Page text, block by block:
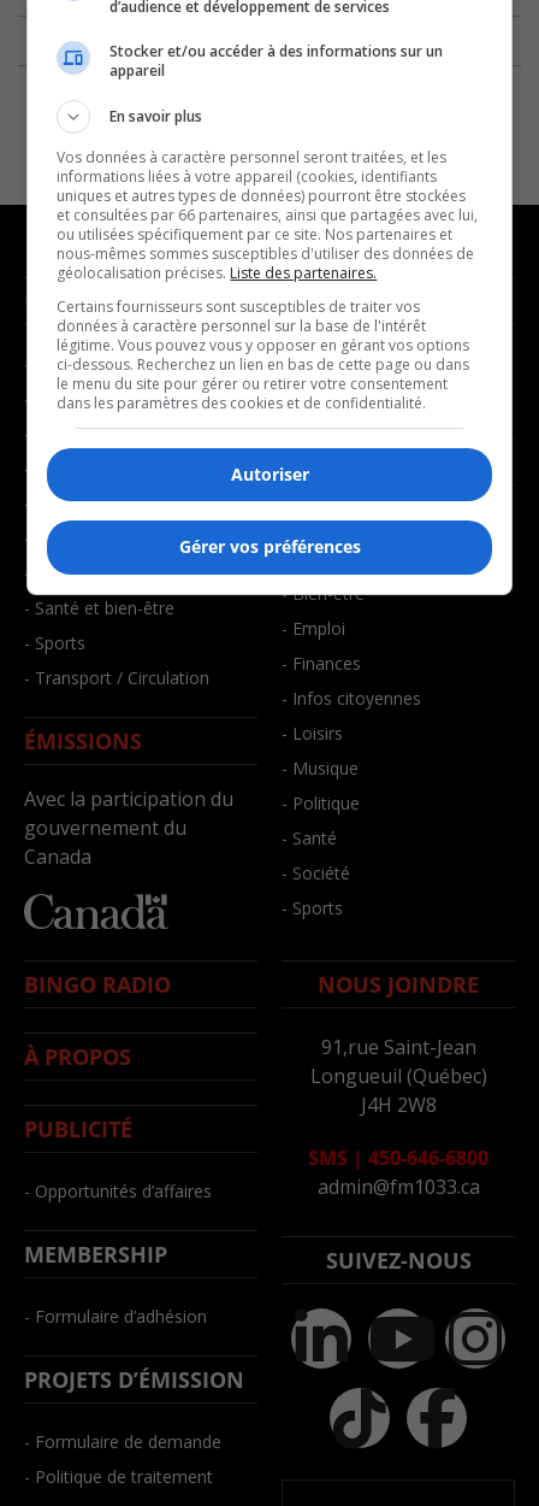
NOUVELLES
- Affaires municipales
- Communauté / Social
- Culture
- Économie
- Éducation
- Environnement
- Faits divers
- Santé et bien-être
- Sports
- Transport / Circulation
ÉMISSIONS
Avec la participation du
gouvernement du
Canada
MUSIQUE
- Décompte franco
- Joué récemment
BALADOS
- Affaires
- Art de vivre
- Bien-être
- Emploi
- Finances
- Infos citoyennes
- Loisirs
- Musique
- Politique
- Santé
- Société
- Sports
BINGO RADIO
À PROPOS
PUBLICITÉ
- Opportunités d’affaires
MEMBERSHIP
- Formulaire d’adhésion
PROJETS D’ÉMISSION
- Formulaire de demande
- Politique de traitement
NOUS JOINDRE
91,rue Saint-Jean
Longueuil (Québec)
J4H 2W8
SMS | 450-646-6800
admin@fm1033.ca
SUIVEZ-NOUS
d’audience et développement de services
Stocker et/ou accéder à des informations sur un
appareil
En savoir plus
Vos données à caractère personnel seront traitées, et les
informations liées à votre appareil (cookies, identifiants
uniques et autres types de données) pourront être stockées
et consultées par 66 partenaires, ainsi que partagées avec lui,
ou utilisées spécifiquement par ce site. Nos partenaires et
nous-mêmes sommes susceptibles d'utiliser des données de
géolocalisation précises. Liste des partenaires.
Certains fournisseurs sont susceptibles de traiter vos
données à caractère personnel sur la base de l'intérêt
légitime. Vous pouvez vous y opposer en gérant vos options
ci-dessous. Recherchez un lien en bas de cette page ou dans
le menu du site pour gérer ou retirer votre consentement
dans les paramètres des cookies et de confidentialité.
Autoriser
Gérer vos préférences